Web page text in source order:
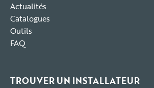
Actualités
Catalogues
Outils
FAQ
TROUVER UN INSTALLATEUR